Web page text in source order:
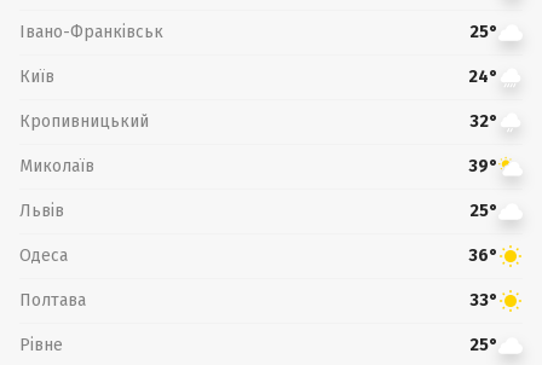
Івано-Франківськ 25°
Київ 24°
Кропивницький 32°
Миколаїв 39°
Львів 25°
Одеса 36°
Полтава 33°
Рівне 25°